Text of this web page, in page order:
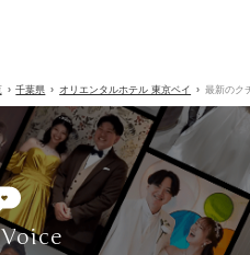
千葉県 オリエンタルホテル 東京ベイ 最新のク